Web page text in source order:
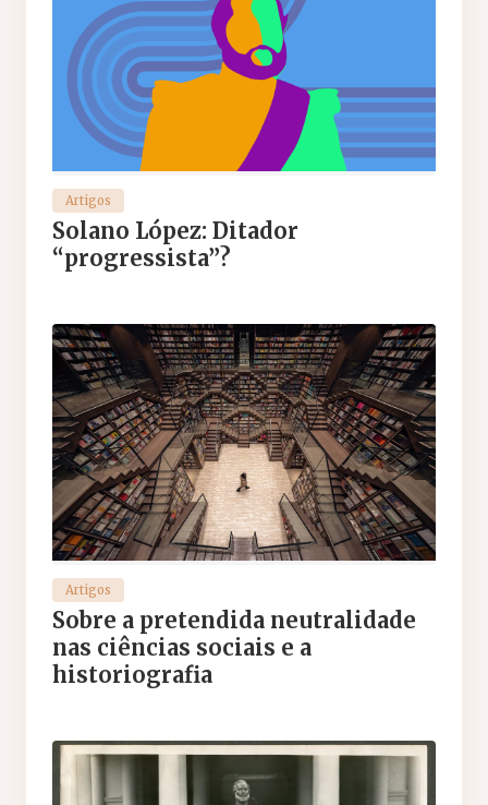
Artigos
Solano López: Ditador
“progressista”?
Artigos
Sobre a pretendida neutralidade
nas ciências sociais e a
historiografia